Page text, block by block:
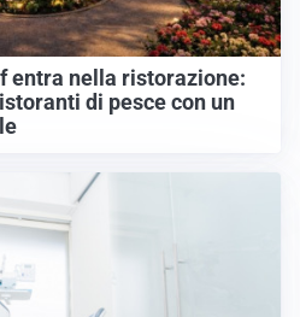
entra nella ristorazione:
di pesce con un